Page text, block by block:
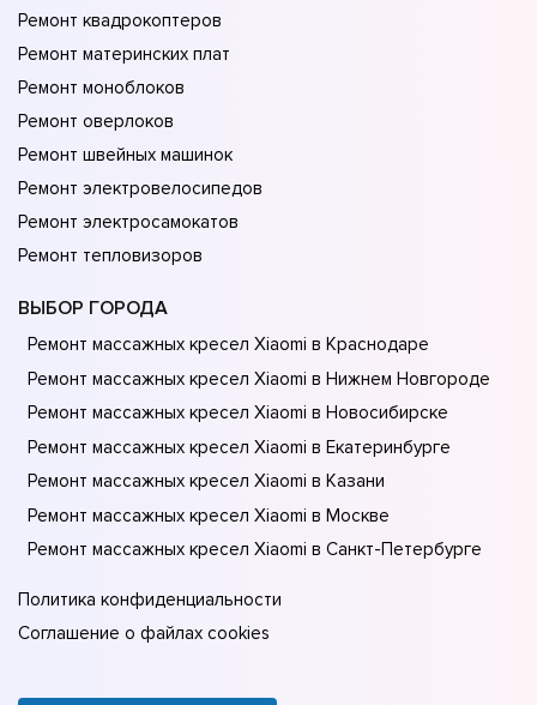
Ремонт квадрокоптеров
Ремонт материнских плат
Ремонт моноблоков
Ремонт оверлоков
Ремонт швейных машинок
Ремонт электровелосипедов
Ремонт электросамокатов
Ремонт тепловизоров
ВЫБОР ГОРОДА
Ремонт массажных кресел Xiaomi в Краснодаре
Ремонт массажных кресел Xiaomi в Нижнем Новгороде
Ремонт массажных кресел Xiaomi в Новосибирске
Ремонт массажных кресел Xiaomi в Екатеринбурге
Ремонт массажных кресел Xiaomi в Казани
Ремонт массажных кресел Xiaomi в Москве
Ремонт массажных кресел Xiaomi в Санкт-Петербурге
Политика конфиденциальности
Соглашение о файлах cookies